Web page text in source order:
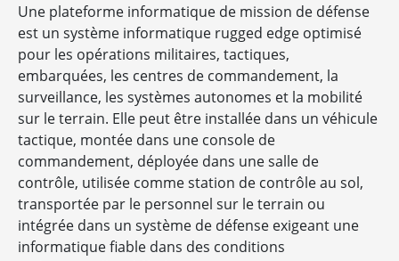
Une plateforme informatique de mission de défense
est un système informatique rugged edge optimisé
pour les opérations militaires, tactiques,
embarquées, les centres de commandement, la
surveillance, les systèmes autonomes et la mobilité
sur le terrain. Elle peut être installée dans un véhicule
tactique, montée dans une console de
commandement, déployée dans une salle de
contrôle, utilisée comme station de contrôle au sol,
transportée par le personnel sur le terrain ou
intégrée dans un système de défense exigeant une
informatique fiable dans des conditions